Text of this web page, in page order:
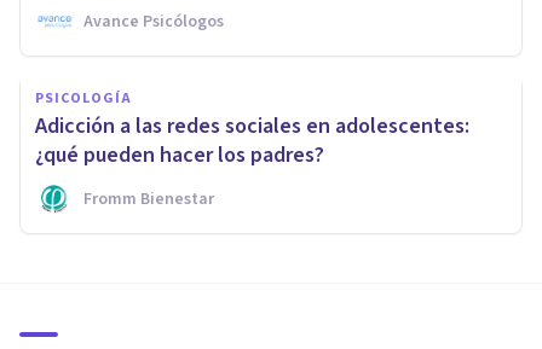
Avance Psicólogos
PSICOLOGÍA
Adicción a las redes sociales en adolescentes:
¿qué pueden hacer los padres?
Fromm Bienestar